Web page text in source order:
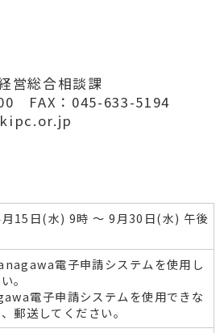
営総合相談課
FAX：045-633-5194
15日(水) 9時 ～ 9月30日(水) 午後
電子申請システムを使用し
。
電子申請システムを使用できな
郵送してください。